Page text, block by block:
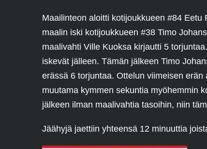
Maailinteon aloitti kotijoukkueen #84
maalin iski kotijoukkueen #38 Timo
maalivahti Ville Kuoksa kirjautti 5
iskevät jälleen. Tämän jälkeen Timo
erässä 6 torjuntaa. Ottelun viimeisen
muutama kymmen sekuntia myöhemmin
jälkeen ilman maalivahtia tasoihin, niin
Jäähyjä jaettiin yhteensä 12 minuuttia